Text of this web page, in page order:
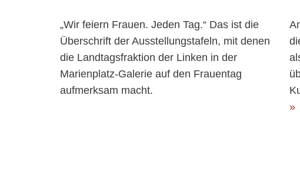
„Wir feiern Frauen. Jeden Tag.“ Das ist die
Überschrift der Ausstellungstafeln, mit denen
die Landtagsfraktion der Linken in der
Marienplatz-Galerie auf den Frauentag
aufmerksam macht.
»